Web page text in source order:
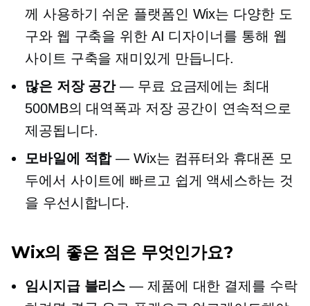
께 사용하기 쉬운 플랫폼인 Wix는 다양한 도
구와 웹 구축을 위한 AI 디자이너를 통해 웹
사이트 구축을 재미있게 만듭니다.
많은 저장 공간— 무료 요금제에는 최대
500MB의 대역폭과 저장 공간이 연속적으로
제공됩니다.
모바일에 적합— Wix는 컴퓨터와 휴대폰 모
두에서 사이트에 빠르고 쉽게 액세스하는 것
을 우선시합니다.
Wix의 좋은 점은 무엇인가요?
임시지급 블리스 — 제품에 대한 결제를 수락